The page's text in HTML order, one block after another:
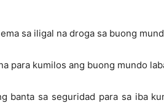
sa iligal na droga sa buong
para kumilos ang buong mundo
banta sa seguridad para sa iba